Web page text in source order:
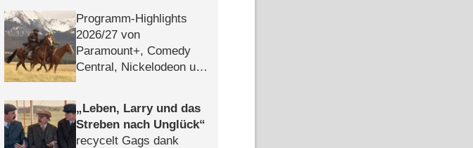
Programm-Highlights
2026/​27 von
Paramount+, Comedy
Central, Nickelodeon und
Leben, Larry und das
Streben nach Unglück
recycelt Gags dank